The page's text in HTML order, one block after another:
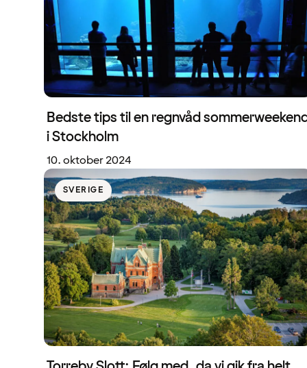
Bedste tips til en regnvåd
i Stockholm
10. oktober 2024
SVERIGE